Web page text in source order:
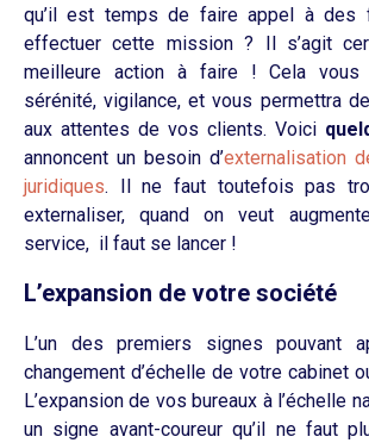
qu’il est temps de faire appel à des
effectuer cette mission ? Il s’agit
meilleure action à faire ! Cela vous
sérénité, vigilance, et vous permettra
aux attentes de vos clients. Voici
annoncent un besoin d’externalisation
juridiques. Il ne faut toutefois pas
externaliser, quand on veut
service, il faut se lancer !
L’expansion de votre société
L’un des premiers signes pouvant
changement d’échelle de votre cabinet
L’expansion de vos bureaux à l’échelle
un signe avant-coureur qu’il ne faut